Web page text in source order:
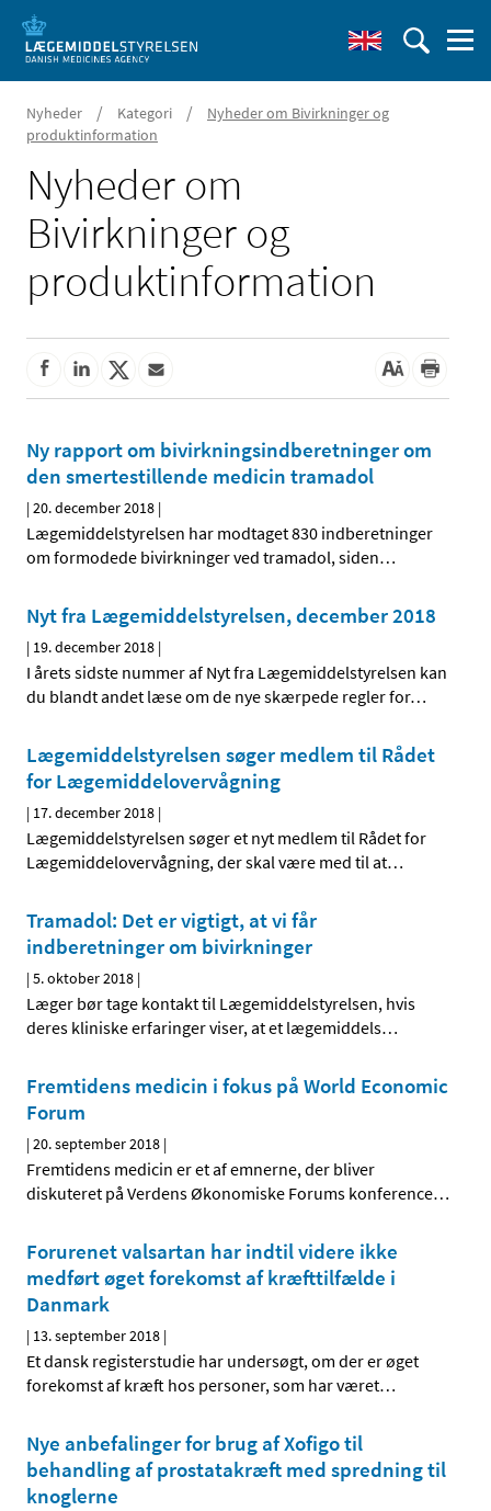
Nyheder / Kategori /
Nyheder om Bivirkninger og
produktinformation
Nyheder om
Bivirkninger og
produktinformation
Ny rapport om bivirkningsindberetninger om
den smertestillende medicin tramadol
|20. december 2018 |
Lægemiddelstyrelsen har modtaget 830 indberetninger
om formodede bivirkninger ved tramadol, siden…
Nyt fra Lægemiddelstyrelsen, december 2018
| 19. december 2018 |
I årets sidste nummer af Nyt fra Lægemiddelstyrelsen kan
du blandt andet læse om de nye skærpede regler for…
Lægemiddelstyrelsen søger medlem til Rådet
for Lægemiddelovervågning
| 17. december 2018 |
Lægemiddelstyrelsen søger et nyt medlem til Rådet for
Lægemiddelovervågning, der skal være med til at…
Tramadol: Det er vigtigt, at vi får
indberetninger om bivirkninger
|5. oktober 2018 |
Læger bør tage kontakt til Lægemiddelstyrelsen, hvis
deres kliniske erfaringer viser, at et lægemiddels…
Fremtidens medicin i fokus på World Economic
Forum
|20. september 2018 |
Fremtidens medicin er et af emnerne, der bliver
diskuteret på Verdens Økonomiske Forums konference…
Forurenet valsartan har indtil videre ikke
medført øget forekomst af kræfttilfælde i
Danmark
| 13. september 2018 |
Et dansk registerstudie har undersøgt, om der er øget
forekomst af kræft hos personer, som har været…
Nye anbefalinger for brug af Xofigo til
behandling af prostatakræft med spredning til
knoglerne